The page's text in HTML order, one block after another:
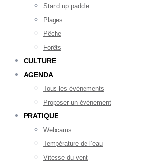
Stand up paddle
Plages
Pêche
Forêts
CULTURE
AGENDA
Tous les événements
Proposer un événement
PRATIQUE
Webcams
Température de l’eau
Vitesse du vent